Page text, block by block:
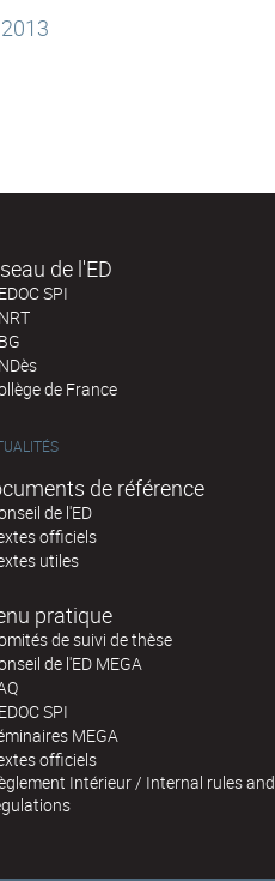
de l'ED
SPI
de France
de référence
de l'ED
officiels
utiles
pratique
de suivi de thèse
de l'ED MEGA
SPI
MEGA
officiels
Intérieur / Internal rules and